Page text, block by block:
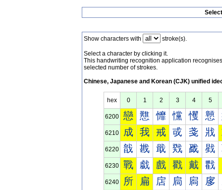
Show characters with stroke(s).
Select a character by clicking it.
This handwriting recognition application
selected number of strokes.
Chinese, Japanese and Korean (CJK) unified
hex 0 1 2 3 4 5
6200 戀 戁 戂 戃 戄 戅
6210 成 我 戒 戓 戔 戕
6220 戠 戡 戢 戣 戤 戥
6230 戰 戱 戲 戳 戴 戵
6240 所 扁 扂 扃 扄 扅